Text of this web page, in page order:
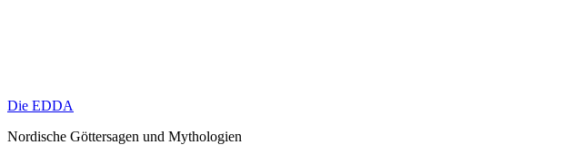
Die EDDA
Nordische Göttersagen und Mythologien